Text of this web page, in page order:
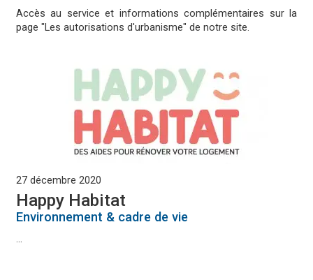
Accès au service et informations complémentaires sur la
page "Les autorisations d'urbanisme" de notre site.
27 décembre 2020
Happy Habitat
Environnement & cadre de vie
...